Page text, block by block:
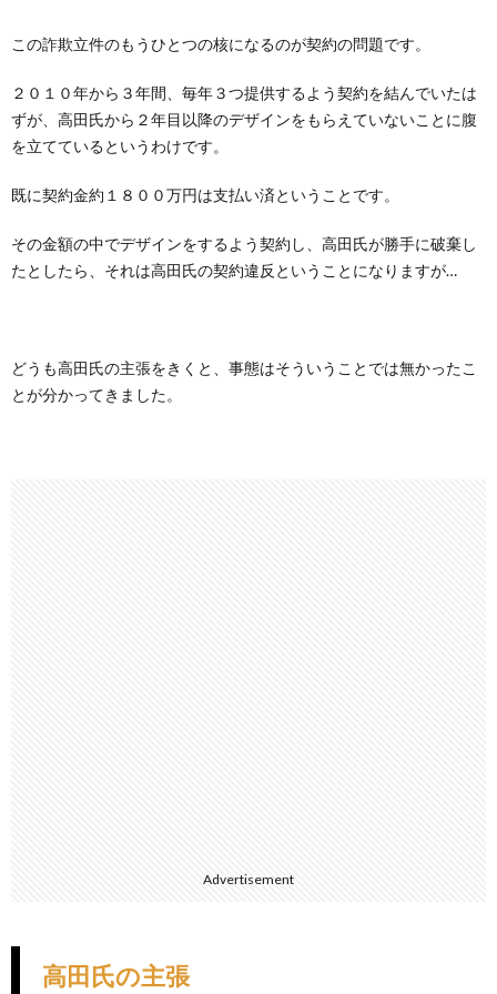
この詐欺立件のもうひとつの核になるのが契約の問題です。
２０１０年から３年間、毎年３つ提供するよう契約を結んでいたは
ずが、高田氏から２年目以降のデザインをもらえていないことに腹
を立てているというわけです。
既に契約金約１８００万円は支払い済ということです。
その金額の中でデザインをするよう契約し、高田氏が勝手に破棄し
たとしたら、それは高田氏の契約違反ということになりますが…
どうも高田氏の主張をきくと、事態はそういうことでは無かったこ
とが分かってきました。
Advertisement
高田氏の主張